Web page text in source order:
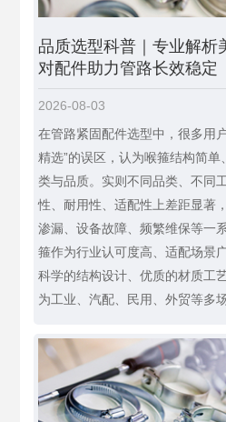
品质选型科普｜专业解析
对配件助力管路长效稳定
2026-08-03
在管路紧固配件选型中，很多用
精选”的误区，认为喉箍结构简
类与品质。实则不同品类、不同
性、耐用性、适配性上差距显著
渗漏、设备故障、频繁维保等一
箍作为行业认可度高、适配场景
科学的结构设计、优质的材质工
为工业、汽配、民用、外贸等多